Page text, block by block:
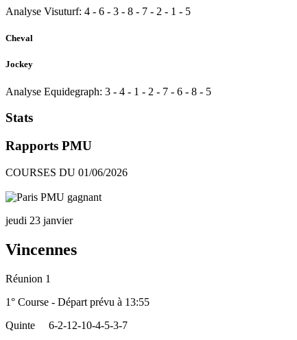
Analyse Visuturf: 4 - 6 - 3 - 8 - 7 - 2 - 1 - 5
Cheval
Jockey
Analyse Equidegraph: 3 - 4 - 1 - 2 - 7 - 6 - 8 - 5
Stats
Rapports PMU
COURSES DU 01/06/2026
jeudi 23 janvier
Vincennes
Réunion 1
1° Course - Départ prévu à 13:55
Quinte
6-2-12-10-4-5-3-7